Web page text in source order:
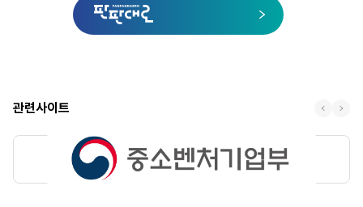
관련사이트